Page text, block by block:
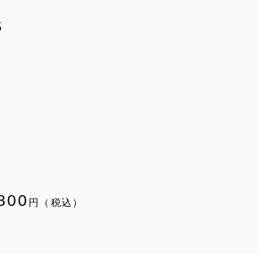
円（税込）